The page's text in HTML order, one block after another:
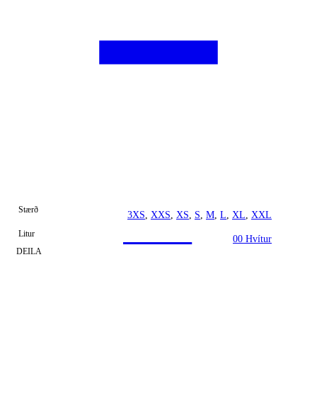
Stærð 3XS, XXS, XS, S, M, L, XL, XXL
Litur 00 Hvítur
DEILA